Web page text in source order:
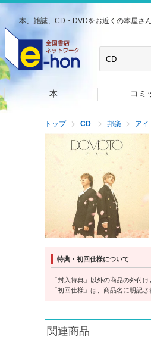
本、雑誌、CD・DVDをお近くの本屋さ
本 コミ
トップ CD 邦楽 アイ
特典・初回仕様について
「封入特典」以外の商品の外付
「初回仕様」は、商品名に明記
関連商品